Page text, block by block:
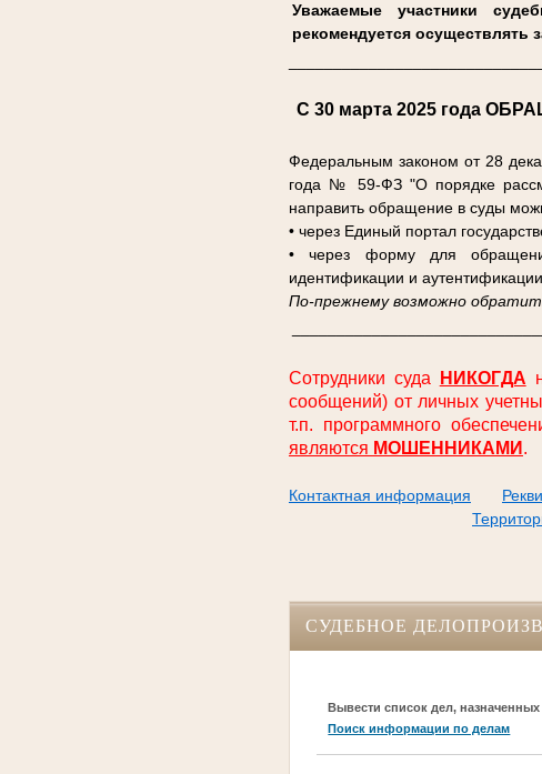
Уважаемые участники
рекомендуется осуществлять
С 30 марта 2025 года
Федеральным законом от 28
года № 59-ФЗ "О порядке
направить обращение в суды
• через Единый портал
• через форму для
идентификации и
По-прежнему возможно
Сотрудники суда НИКОГДА
сообщений) от личных
т.п. программного
являются МОШЕННИКАМИ .
Контактная информация
СУДЕБНОЕ
Вывести список дел, назначенных
Поиск информации по делам